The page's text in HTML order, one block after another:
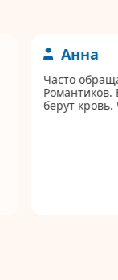
Анна
Часто
Романтиков.
берут